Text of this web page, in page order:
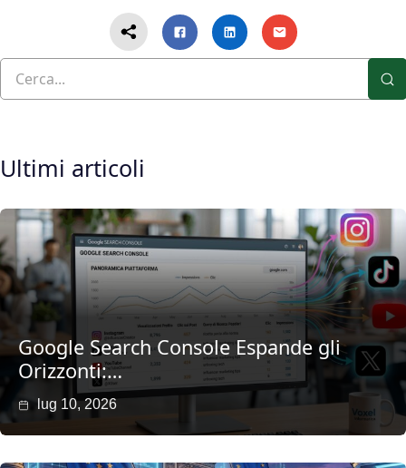
Ultimi articoli
Google Search Console Espande gli
Orizzonti:…
lug 10, 2026